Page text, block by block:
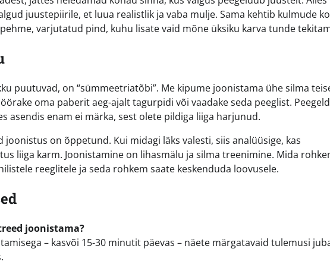
juustepiirile, et luua realistlik ja vaba mulje. Sama kehtib kulmude
varjutatud pind, kuhu lisate vaid mõne üksiku karva tunde
puutuvad, on “sümmeetriatõbi”. Me kipume joonistama ühe silma
oma paberit aeg-ajalt tagurpidi või vaadake seda peeglist.
asendis enam ei märka, sest olete pildiga liiga harjunud.
on õppetund. Kui midagi läks valesti, siis analüüsige, kas
liiga karm. Joonistamine on lihasmälu ja silma treenimine. Mida
reeglitele ja seda rohkem saate keskenduda loovusele.
joonistama?
– kasvõi 15-30 minutit päevas – näete märgatavaid tulemusi